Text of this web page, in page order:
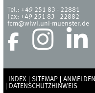
Tel.:+49 251 83 - 22881
Fax:+49 251 83 - 22882
fcm@wiwi.uni-muenster.de
INDEX SITEMAP ANMELDEN
DATENSCHUTZHINWEIS